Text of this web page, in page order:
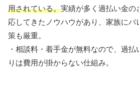
用されている。実績が多く過払い金
応してきたノウハウがあり、家族に
策も厳重。
・相談料・着手金が無料なので、過
りは費用が掛からない仕組み。